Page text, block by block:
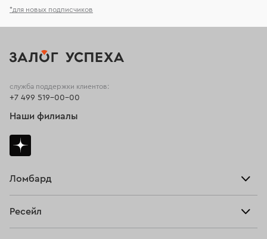
*для новых подписчиков
Ломбард
Ресейл
служба поддержки клиентов:
+7 499 519-00-00
Наши филиалы